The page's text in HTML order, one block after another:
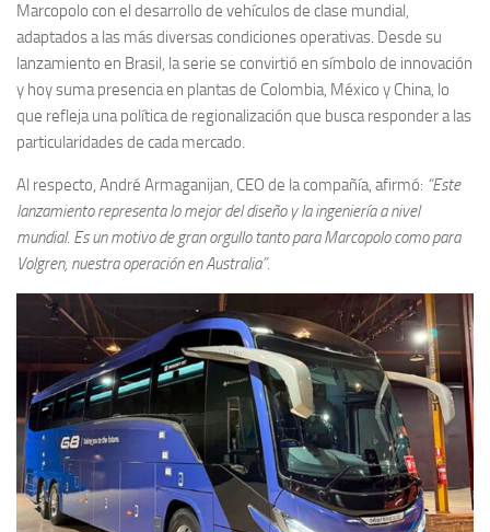
Marcopolo con el desarrollo de vehículos de clase mundial,
adaptados a las más diversas condiciones operativas. Desde su
lanzamiento en Brasil, la serie se convirtió en símbolo de innovación
y hoy suma presencia en plantas de Colombia, México y China, lo
que refleja una política de regionalización que busca responder a las
particularidades de cada mercado.
Al respecto, André Armaganijan, CEO de la compañía, afirmó: “Este
lanzamiento representa lo mejor del diseño y la ingeniería a nivel
mundial. Es un motivo de gran orgullo tanto para Marcopolo como para
Volgren, nuestra operación en Australia”.